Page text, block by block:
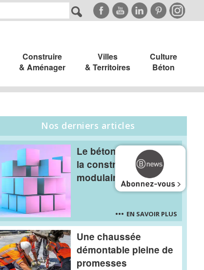
Construire
& Aménager
Villes
& Territoires
Culture
Béton
Nos derniers articles
Le béton s’allège pour
la construction
modulaire
EN SAVOIR PLUS
Une chaussée
démontable pleine de
promesses